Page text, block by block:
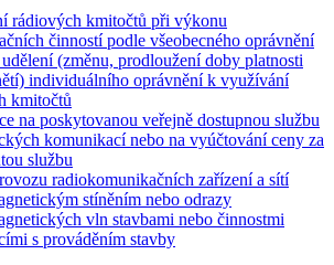
rádiových kmitočtů při výkonu
činností podle všeobecného oprávnění
(změnu, prodloužení doby platnosti
individuálního oprávnění k využívání
kmitočtů
na poskytovanou veřejně dostupnou službu
komunikací nebo na vyúčtování ceny za
službu
radiokomunikačních zařízení a sítí
stíněním nebo odrazy
vln stavbami nebo činnostmi
s prováděním stavby